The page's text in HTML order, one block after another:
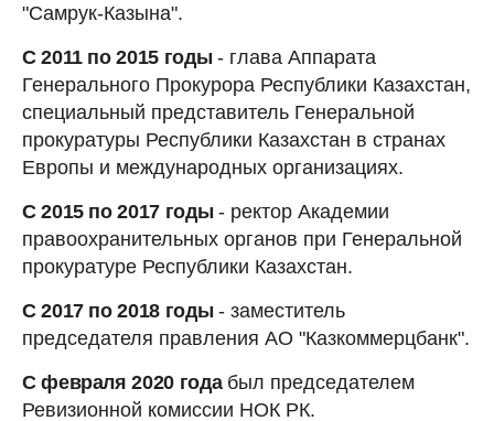
"Самрук-Казына".
С 2011 по 2015 годы- глава Аппарата
Генерального Прокурора Республики Казахстан,
специальный представитель Генеральной
прокуратуры Республики Казахстан в странах
Европы и международных организациях.
С 2015 по 2017 годы- ректор Академии
правоохранительных органов при Генеральной
прокуратуре Республики Казахстан.
С 2017 по 2018 годы- заместитель
председателя правления АО "Казкоммерцбанк".
С февраля 2020 годабыл председателем
Ревизионной комиссии НОК РК.